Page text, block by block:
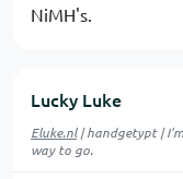
NiMH's.
Lucky Luke
Eluke.nl| handgetypt |
way to go.